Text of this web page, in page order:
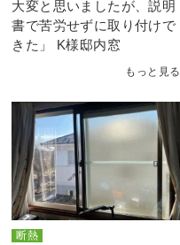
大変と思いましたが、説明
書で苦労せずに取り付けで
きた」 K様邸内窓
もっと見る
断熱